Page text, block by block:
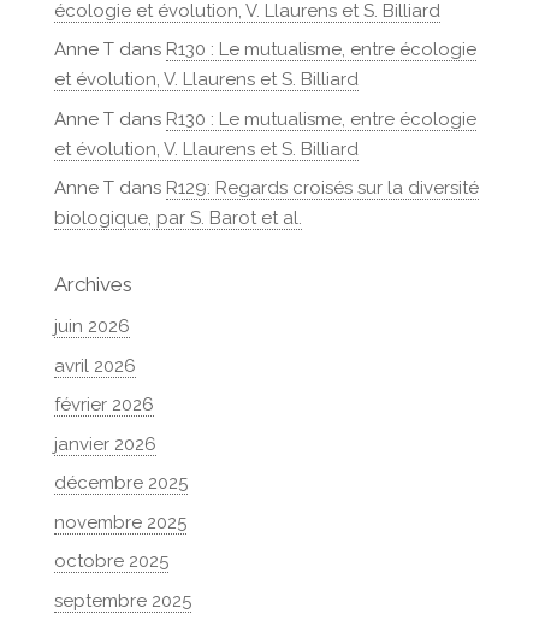
écologie et évolution, V. Llaurens et S. Billiard
Anne Tdans R130 : Le mutualisme, entre écologie
et évolution, V. Llaurens et S. Billiard
Anne Tdans R130 : Le mutualisme, entre écologie
et évolution, V. Llaurens et S. Billiard
Anne Tdans R129: Regards croisés sur la diversité
biologique, par S. Barot et al.
Archives
juin 2026
avril 2026
février 2026
janvier 2026
décembre 2025
novembre 2025
octobre 2025
septembre 2025